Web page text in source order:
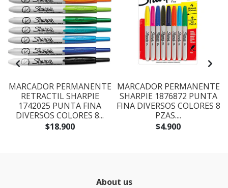
MARCADOR PERMANENTE
RETRACTIL SHARPIE
1742025 PUNTA FINA
DIVERSOS COLORES 8...
$18.900
MARCADOR PERMANENTE
SHARPIE 1876872 PUNTA
FINA DIVERSOS COLORES 8
PZAS....
$4.900
About us